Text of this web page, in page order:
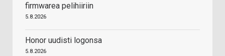
firmwarea pelihiiriin
5.8.2026
Honor uudisti logonsa
5.8.2026